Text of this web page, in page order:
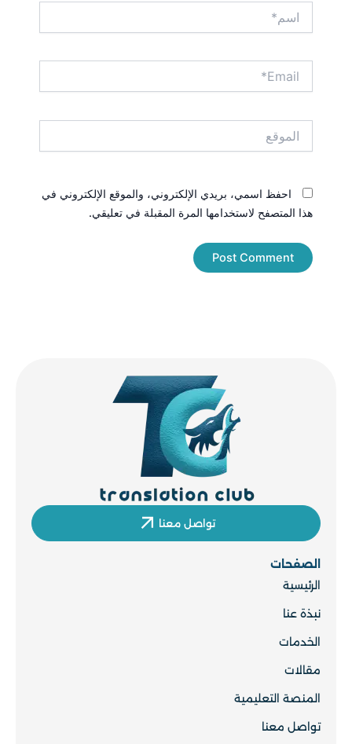
احفظ اسمي، بريدي الإلكتروني، والموقع الإلكتروني في
هذا المتصفح لاستخدامها المرة المقبلة في تعليقي.
تواصل معنا
الصفحات
الرئيسية
نبذة عنا
الخدمات
مقالات
المنصة التعليمية
تواصل معنا